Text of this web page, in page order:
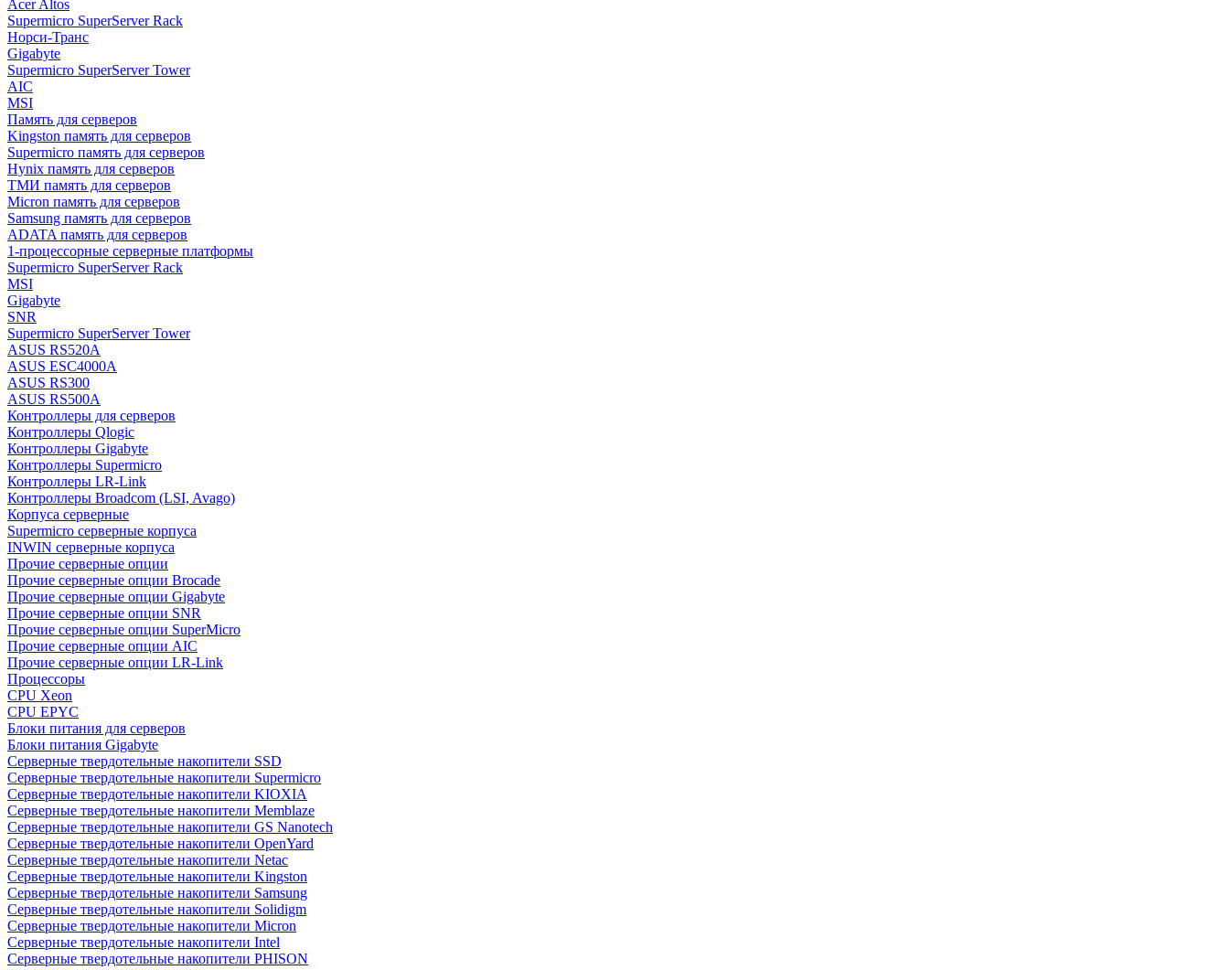
Acer Altos
Supermicro SuperServer Rack
Норси-Транс
Gigabyte
Supermicro SuperServer Tower
AIC
MSI
Память для серверов
Kingston память для серверов
Supermicro память для серверов
Hynix память для серверов
ТМИ память для серверов
Micron память для серверов
Samsung память для серверов
ADATA память для серверов
1-процессорные серверные платформы
Supermicro SuperServer Rack
MSI
Gigabyte
SNR
Supermicro SuperServer Tower
ASUS RS520A
ASUS ESC4000A
ASUS RS300
ASUS RS500A
Контроллеры для серверов
Контроллеры Qlogic
Контроллеры Gigabyte
Контроллеры Supermicro
Контроллеры LR-Link
Контроллеры Broadcom (LSI, Avago)
Корпуса серверные
Supermicro серверные корпуса
INWIN серверные корпуса
Прочие серверные опции
Прочие серверные опции Brocade
Прочие серверные опции Gigabyte
Прочие серверные опции SNR
Прочие серверные опции SuperMicro
Прочие серверные опции AIC
Прочие серверные опции LR-Link
Процессоры
CPU Xeon
CPU EPYC
Блоки питания для серверов
Блоки питания Gigabyte
Серверные твердотельные накопители SSD
Cерверные твердотельные накопители Supermicro
Cерверные твердотельные накопители KIOXIA
Cерверные твердотельные накопители Memblaze
Cерверные твердотельные накопители GS Nanotech
Серверные твердотельные накопители OpenYard
Серверные твердотельные накопители Netac
Cерверные твердотельные накопители Kingston
Cерверные твердотельные накопители Samsung
Cерверные твердотельные накопители Solidigm
Cерверные твердотельные накопители Micron
Cерверные твердотельные накопители Intel
Cерверные твердотельные накопители PHISON